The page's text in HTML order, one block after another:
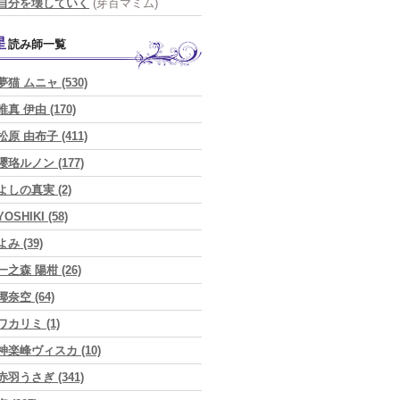
分を壊していく (芽百マミム)
星読み師一覧
猫 ムニャ (530)
真 伊由 (170)
原 由布子 (411)
珞ルノン (177)
しの真実 (2)
(58)
み (39)
之森 陽柑 (26)
奈空 (64)
カリミ (1)
楽峰ヴィスカ (10)
羽うさぎ (341)